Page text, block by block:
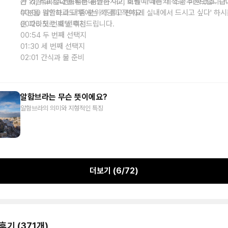
부분들 감안하고도 '좀 분위기 좋고 편하게 실내에서 드시고 싶다' 하
은 파라도르 호텔 추천드립니다.
00:00 알함브라 내부에는 식당이 적어요
00:26 첫 번째 선택지
00:54 두 번째 선택지
01:30 세 번째 선택지
02:01 간식과 물 준비
알함브라는 무슨 뜻이에요?
알함브라의 의미와 지형적인 특징
더보기 (6/72)
기 (371개)